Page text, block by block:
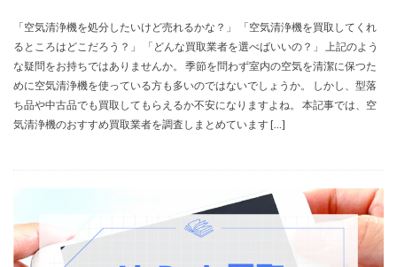
「空気清浄機を処分したいけど売れるかな？」 「空気清浄機を買取してくれ
るところはどこだろう？」 「どんな買取業者を選べばいいの？」 上記のよう
な疑問をお持ちではありませんか。 季節を問わず室内の空気を清潔に保つた
めに空気清浄機を使っている方も多いのではないでしょうか。 しかし、型落
ち品や中古品でも買取してもらえるか不安になりますよね。 本記事では、空
気清浄機のおすすめ買取業者を調査しまとめています […]